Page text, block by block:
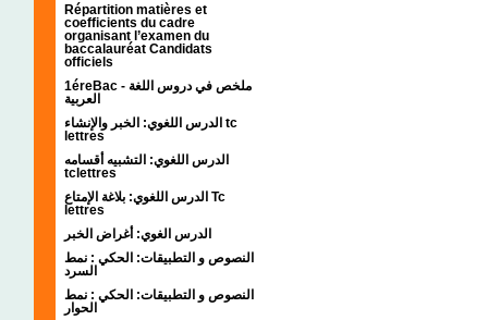
Répartition matières et
coefficients du cadre
organisant l’examen du
baccalauréat Candidats
officiels
1éreBac - ملخص في دروس اللغة
العربية
الدرس اللغوي: الخبر والإنشاء tc
lettres
الدرس اللغوي: التشبيه أقسامه
tclettres
الدرس اللغوي: بلاغة الإمتاع Tc
lettres
الدرس الغوي: أغراض الخبر
النصوص و التطبيقات: الحكي : نمط
السرد
النصوص و التطبيقات: الحكي : نمط
الحوار